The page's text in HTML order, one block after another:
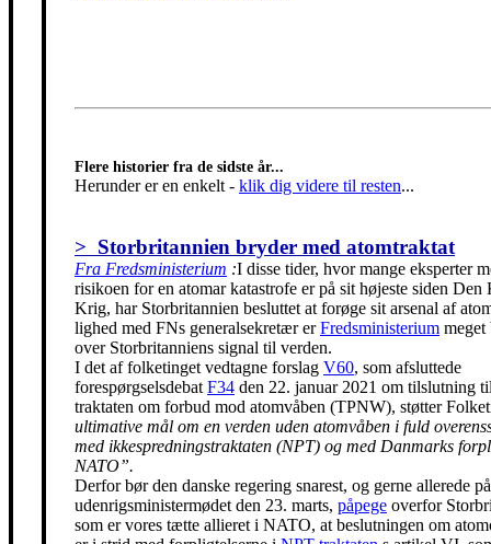
Flere historier fra de sidste år...
Herunder er en enkelt - klik dig videre til resten...
> Storbritannien bryder med atomtraktat
Fra Fredsministerium :I disse tider, hvor mange eksperter
risikoen for en atomar katastrofe er på sit højeste siden Den
Krig, har Storbritannien besluttet at forøge sit arsenal af
lighed med FNs generalsekretær erFredsministerium meget
over Storbritanniens signal til verden.
I det af folketinget vedtagne forslag V60, som afsluttede
forespørgselsdebat F34 den 22. januar 2021 om tilslutning
traktaten om forbud mod atomvåben (TPNW), støtter
ultimative mål om en verden uden atomvåben i fuld
med ikkespredningstraktaten (NPT) og med Danmarks
NATO”.
Derfor bør den danske regering snarest, og gerne allerede på
udenrigsministermødet den 23. marts, påpege overfor
som er vores tætte allieret i NATO, at beslutningen om